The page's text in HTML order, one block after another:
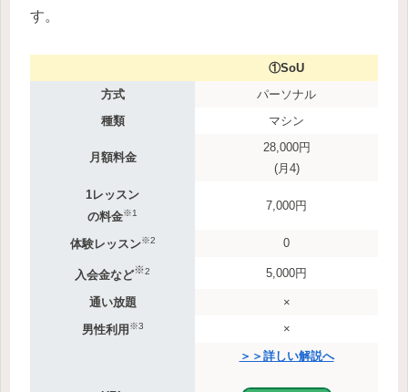
す。
①SoU
方式
パーソナル
種類
マシン
月額料金
28,000円
(月4)
1レッスン
の料金※1
7,000円
体験レッスン※2 0
入会金など※2 5,000円
通い放題
×
男性利用 ※3 ×
＞＞詳しい解説へ